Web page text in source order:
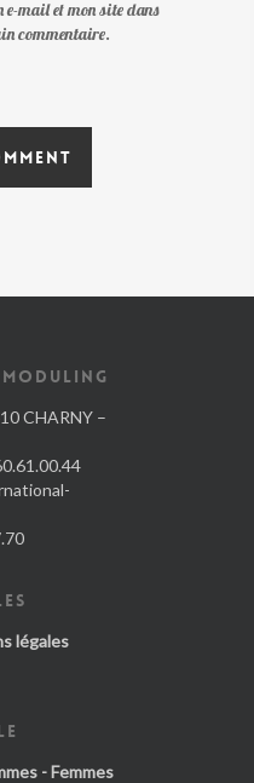
e-mail et mon site dans
commentaire.
CHARNY –
légales
- Femmes